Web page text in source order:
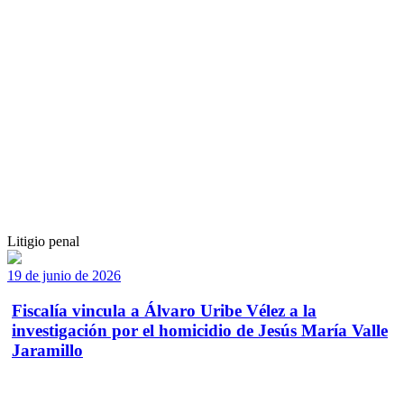
Litigio penal
19 de junio de 2026
Fiscalía vincula a Álvaro Uribe Vélez a la
investigación por el homicidio de Jesús María Valle
Jaramillo